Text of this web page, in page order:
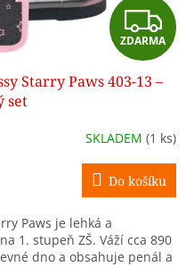
Z
D
A
R
M
A
ZDARMA
Starry Paws 403-13 –
set
SKLADEM (1 ks)
Do košíku
Paws je lehká a
1. stupeň ZŠ. Váží cca 890
dno a obsahuje penál a